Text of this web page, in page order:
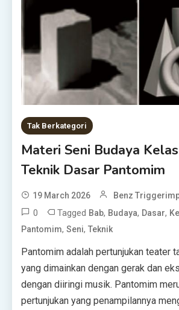
Tak Berkategori
Materi Seni Budaya
Teknik Dasar Pantomim
19 March 2026 Benz
0 Tagged Bab, Budaya, Dasar,
Pantomim,Seni,Teknik
Pantomim adalah pertunjukan teater
yang dimainkan dengan gerak dan
dengan diiringi musik. Pantomim
pertunjukan yang penampilannya